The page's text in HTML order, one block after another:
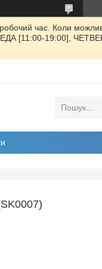
час. Коли
[11:00-19:00],